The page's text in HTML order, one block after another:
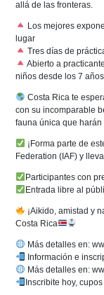
allá de las fronteras.
Los mejores
lugar
Tres días de
Abierto a
niños desde los 7
Costa Rica te
con su incomparable
fauna única que
¡Forma parte de
Federation (IAF) y
Participantes con
Entrada libre al
¡Aikido, amistad y
Costa Rica
Más detalles en:
Información e
Más detalles en:
Inscribite hoy,